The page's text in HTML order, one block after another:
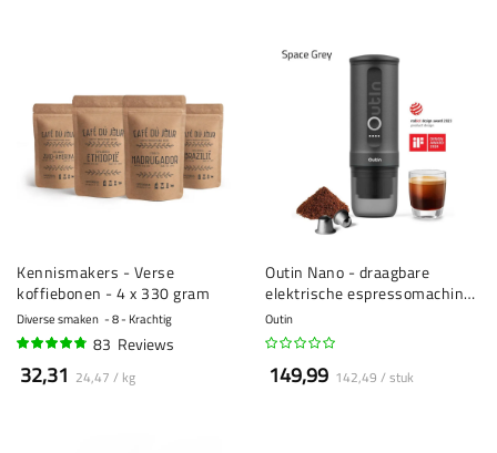
Kennismakers - Verse
koffiebonen - 4 x 330 gram
Diverse smaken 8 - Krachtig
83 Reviews
32,31 24,47 / kg
Outin Nano - draagbare
elektrische espressomachine
- capsules & gemalen koffie
Outin
149,99 142,49 / stuk